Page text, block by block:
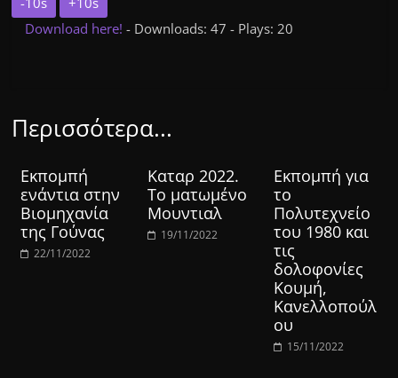
Download here!- Downloads: 47 - Plays: 20
Περισσότερα...
Εκπομπή
ενάντια στην
Βιομηχανία
της Γούνας
22/11/2022
Καταρ 2022.
Το ματωμένο
Μουντιαλ
19/11/2022
Εκπομπή για
το
Πολυτεχνείο
του 1980 και
τις
δολοφονίες
Κουμή,
Κανελλοπούλ
ου
15/11/2022